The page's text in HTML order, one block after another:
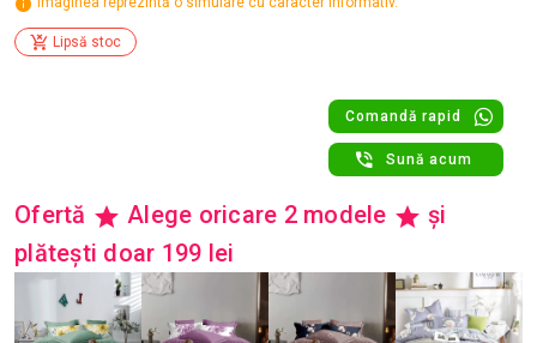
Lipsă stoc
Comandă rapid
Sună acum
Ofertă Alege oricare 2 modele
și
plătești doar 199 lei